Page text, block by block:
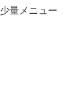
量メニュー